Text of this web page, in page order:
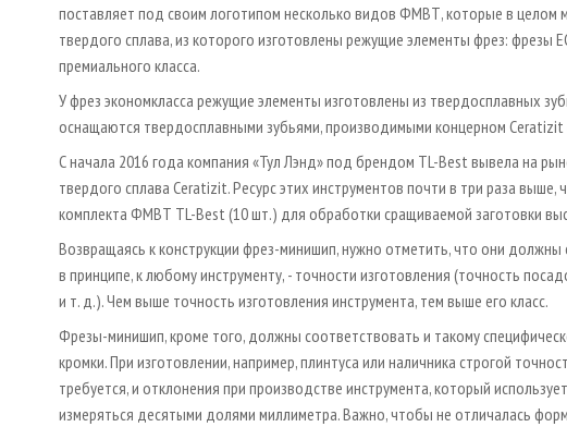
поставляет под своим логотипом несколько видов ФМВТ, которые в целом
твердого сплава, из которого изготовлены режущие элементы фрез: фрезы
премиального класса.
У фрез экономкласса режущие элементы изготовлены из твердосплавных
оснащаются твердосплавными зубьями, производимыми концерном Ceratizit
С начала 2016 года компания «Тул Лэнд» под брендом TL-Best вывела на
твердого сплава Ceratizit. Ресурс этих инструментов почти в три раза
комплекта ФМВТ TL-Best (10 шт.) для обработки сращиваемой заготовки
Возвращаясь к конструкции фрез-минишип, нужно отметить, что они
в принципе, к любому инструменту, - точности изготовления (точность
и т. д.). Чем выше точность изготовления инструмента, тем выше его класс.
Фрезы-минишип, кроме того, должны соответствовать и такому
кромки. При изготовлении, например, плинтуса или наличника строгой
требуется, и отклонения при производстве инструмента, который
измеряться десятыми долями миллиметра. Важно, чтобы не отличалась